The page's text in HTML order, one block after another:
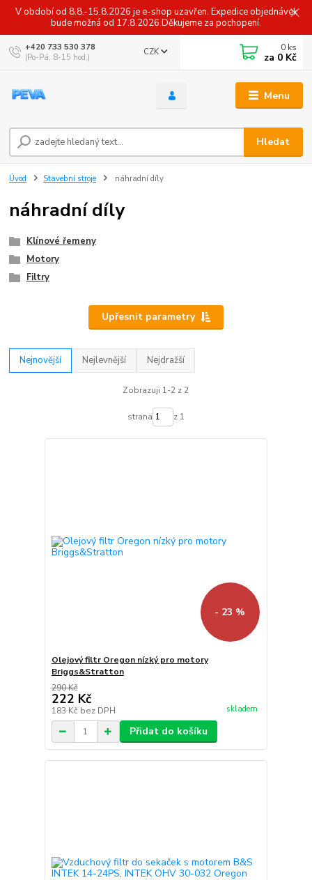
V období od 8.8.-15.8.2026 je e-shop uzavřen. Expedice objednávek
bude možná od 17.8.2026 Děkujeme za pochopení.
Menu
CZK
Hledat
+420 733 530 378
(Po-Pá, 8-15 hod.)
0 ks
za 0 Kč
Úvod Stavební stroje náhradní díly
náhradní díly
Klínové řemeny
Motory
Filtry
Upřesnit parametry
Nejnovější Nejlevnější Nejdražší
Zobrazuji 1-2 z 2
strana z 1
- 23 %
Olejový filtr Oregon nízký pro motory
Briggs&Stratton
290 Kč
222 Kč
183 Kč bez DPH skladem
Přidat do košíku